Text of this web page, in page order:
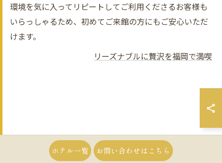
環境を気に入ってリピートしてご利用くださるお客様も
いらっしゃるため、初めてご来館の方にもご安心いただ
けます。
リーズナブルに贅沢を福岡で満喫
ホテル一覧 お問い合わせはこちら